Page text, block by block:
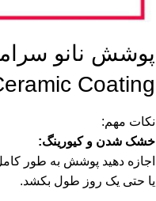
Coating
نکات مهم:
خشک شدن و کیورینگ:
اجازه دهید پوشش به طور
یا حتی یک روز طول بکشد.